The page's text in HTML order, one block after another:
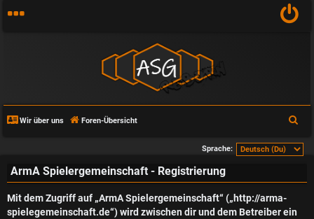
Wir über uns Foren-Übersicht
c
Sprache:
ArmA Spielergemeinschaft - Registrierung
Mit dem Zugriff auf „ArmA Spielergemeinschaft“ („http://arma-
spielegemeinschaft.de“) wird zwischen dir und dem Betreiber ein